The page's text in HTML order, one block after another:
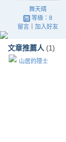
舞天晴
等級：8
留言｜ 加入好友
文章推薦人 (1)
山居的隱士